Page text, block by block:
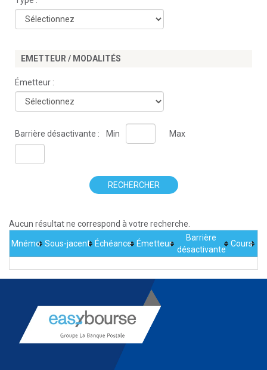
EMETTEUR / MODALITÉS
Émetteur :
Barrière désactivante : Min Max
RECHERCHER
Aucun résultat ne correspond à votre recherche.
Mnémo Sous-jacent Échéance Émetteur
Barrière
désactivante
Cours